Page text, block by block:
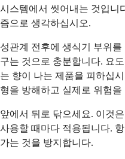
시스템에서 씻어내는 것입니
즘으로 생각하십시오.
성관계 전후에 생식기 부위
구는 것으로 충분합니다. 요
는 향이 나는 제품을 피하십
형을 방해하고 실제로 위험
앞에서 뒤로 닦으세요. 이것
사용할 때마다 적용됩니다.
가는 것을 방지합니다.